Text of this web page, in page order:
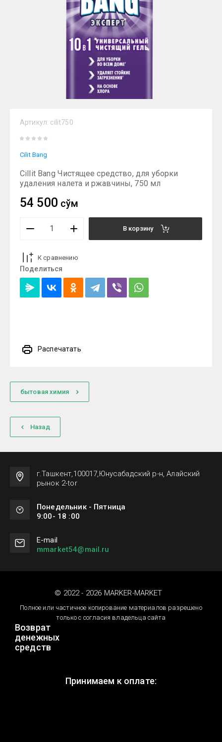
Артикул: cilit750
Cilit Bang
Cillit Bang Чистящее средство, для уборки
удаления налета и ржавчины, 750 мл
54 500 сўм
В корзину
К сравнению
Поделиться
Распечатать
бытовая химия
Назад
г.Ташкент,100017,Юнусабадский р-н, Алайский
рынок 2-tor
Понедельник - Пятница
9:00- 18 :00
Е-mail
mmarket54@mail.ru
© 2022 - 2026 MARKER-MARKET
Полное или частичное копирование материалов разрешено
только с согласия владельца сайта
Возврат
денежных
средств
Принимаем к оплате: